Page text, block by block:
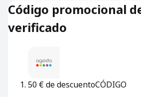
Código promocional
verificado
50 € de descuentoCÓDIGO